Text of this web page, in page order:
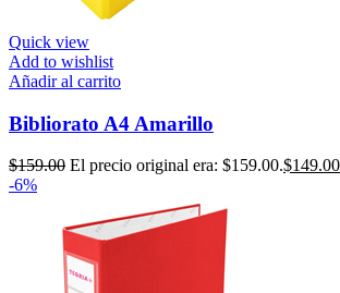
Quick view
Add to wishlist
Añadir al carrito
Bibliorato A4 Amarillo
$159.00 El precio original era: $159.00.$149.00
-6%